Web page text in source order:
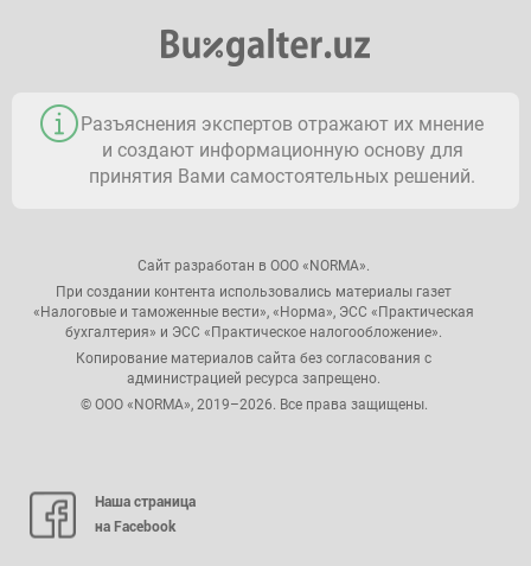
Разъяснения экспертов отражают их мнение
и создают информационную основу для
принятия Вами самостоятельных решений.
Сайт разработан в ООО «NORMA».
При создании контента использовались материалы газет
«Налоговые и таможенные вести», «Норма», ЭСС «Практическая
бухгалтерия» и ЭСС «Практическое налогообложение».
Копирование материалов сайта без согласования с
администрацией ресурса запрещено.
© ООО «NORMA», 2019–2026. Все права защищены.
Наша страница
на Facebook